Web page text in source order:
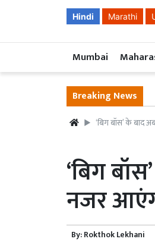
Hindi Marathi
Mumbai
Breaking News
‘बिग बॉस’ के बाद
‘बिग
नजर
By:Rokthok Lekhani